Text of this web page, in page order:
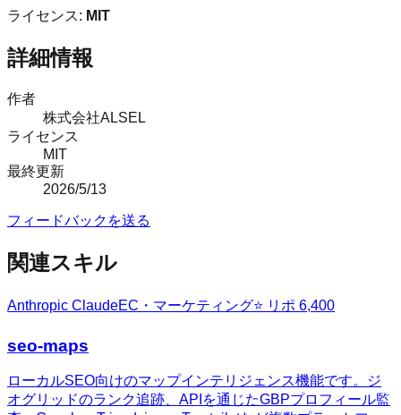
ライセンス: MIT
詳細情報
作者
株式会社ALSEL
ライセンス
MIT
最終更新
2026/5/13
フィードバックを送る
関連スキル
Anthropic ClaudeEC・マーケティング⭐ リポ 6,400
seo-maps
ローカルSEO向けのマップインテリジェンス機能です。ジ
オグリッドのランク追跡、APIを通じたGBPプロフィール監